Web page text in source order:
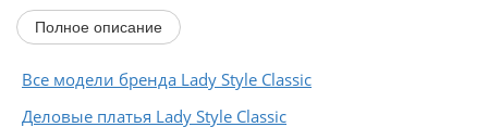
с планкой и пришитыми на ней пуговицами. Спинка...
Полное описание
Все модели бренда Lady Style Classic
Деловые платья Lady Style Classic